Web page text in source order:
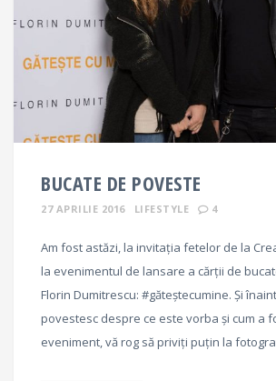
BUCATE DE POVESTE
27 APRILIE 2016 LIFESTYLE 4
Am fost astăzi, la invitația fetelor de la
la evenimentul de lansare a cărții de
Florin Dumitrescu: #găteștecumine. Și
povestesc despre ce este vorba și cum a
eveniment, vă rog să priviți puțin la